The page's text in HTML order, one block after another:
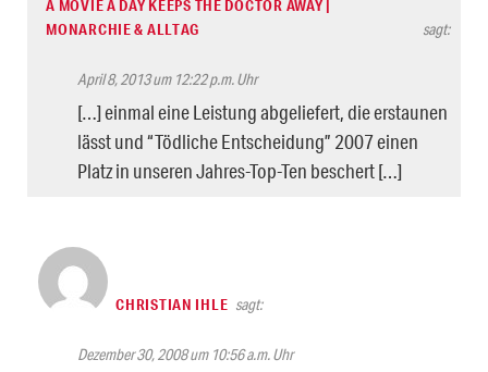
A MOVIE A DAY KEEPS THE DOCTOR AWAY |
MONARCHIE & ALLTAG
sagt:
April 8, 2013 um 12:22 p.m. Uhr
[…] einmal eine Leistung abgeliefert, die erstaunen
lässt und “Tödliche Entscheidung” 2007 einen
Platz in unseren Jahres-Top-Ten beschert […]
CHRISTIAN IHLE sagt:
Dezember 30, 2008 um 10:56 a.m. Uhr